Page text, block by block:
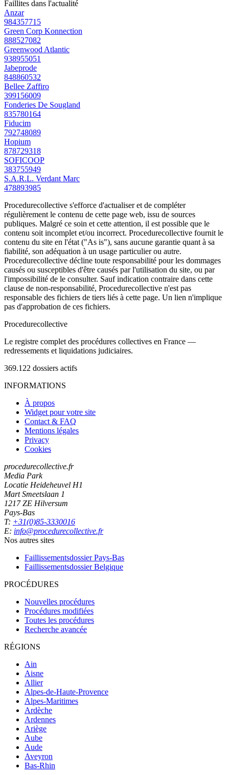
Faillites dans l'actualité
Anzar
984357715
Green Corp Konnection
888527082
Greenwood Atlantic
938955051
Jabeprode
848860532
Bellee Zaffiro
399156009
Fonderies De Sougland
835780164
Fiducim
792748089
Hopium
878729318
SOFICOOP
383755949
S.A.R.L. Verdant Marc
478893985
Procedurecollective s'efforce d'actualiser et de compléter
régulièrement le contenu de cette page web, issu de sources
publiques. Malgré ce soin et cette attention, il est possible que le
contenu soit incomplet et/ou incorrect. Procedurecollective fournit le
contenu du site en l'état ("As is"), sans aucune garantie quant à sa
fiabilité, son adéquation à un usage particulier ou autre.
Procedurecollective décline toute responsabilité pour les dommages
causés ou susceptibles d'être causés par l'utilisation du site, ou par
l'impossibilité de le consulter. Sauf indication contraire dans cette
clause de non-responsabilité, Procedurecollective n'est pas
responsable des fichiers de tiers liés à cette page. Un lien n'implique
pas d'approbation de ces fichiers.
Procedurecollective
Le registre complet des procédures collectives en France —
redressements et liquidations judiciaires.
369.122 dossiers actifs
INFORMATIONS
À propos
Widget pour votre site
Contact & FAQ
Mentions légales
Privacy
Cookies
procedurecollective.fr
Media Park
Locatie Heideheuvel H1
Mart Smeetslaan 1
1217 ZE Hilversum
Pays-Bas
T: +31(0)85-3330016
E: info@procedurecollective.fr
Nos autres sites
Faillissementsdossier Pays-Bas
Faillissementsdossier Belgique
PROCÉDURES
Nouvelles procédures
Procédures modifiées
Toutes les procédures
Recherche avancée
RÉGIONS
Ain
Aisne
Allier
Alpes-de-Haute-Provence
Alpes-Maritimes
Ardèche
Ardennes
Ariège
Aube
Aude
Aveyron
Bas-Rhin